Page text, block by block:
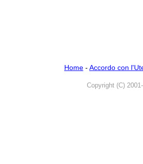
Home - Accordo con
Copyright (C)